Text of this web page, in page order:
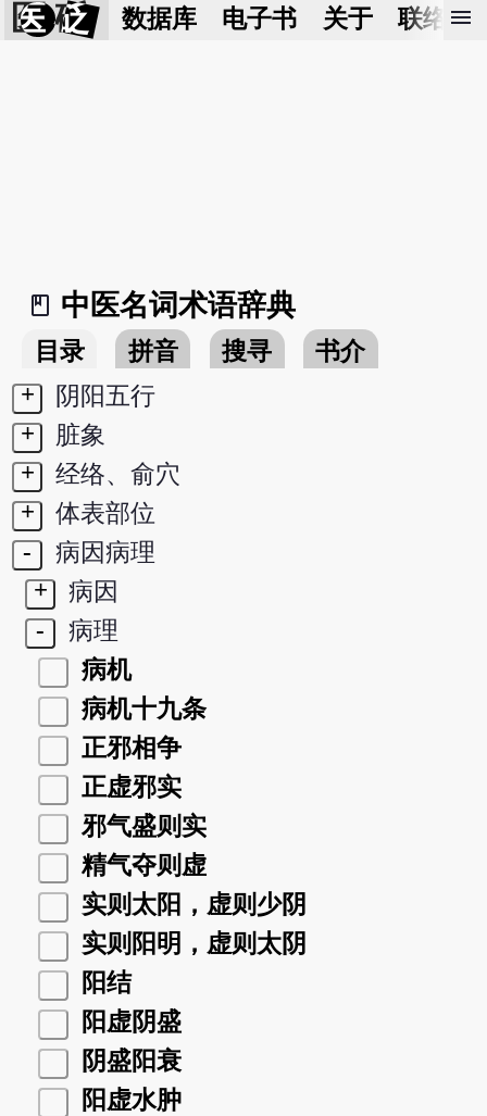
医 砭 数据库 电子书 关于 联络我
menu
book_2
中医名词术语辞典
目录 拼音 搜寻
书介
+
阴阳五行
+
脏象
+
经络、俞穴
+
体表部位
-
病因病理
+
病因
-
病理
病机
病机十九条
正邪相争
正虚邪实
邪气盛则实
精气夺则虚
实则太阳，虚则少阴
实则阳明，虚则太阴
阳结
阳虚阴盛
阴盛阳衰
阳虚水肿